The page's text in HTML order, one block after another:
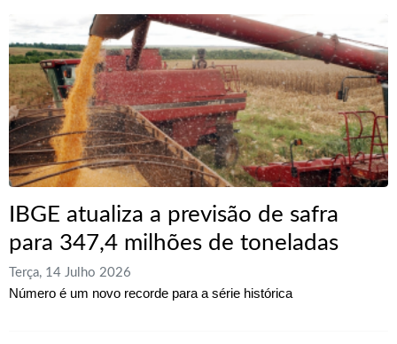
IBGE atualiza a previsão de safra
para 347,4 milhões de toneladas
Terça, 14 Julho 2026
Número é um novo recorde para a série histórica